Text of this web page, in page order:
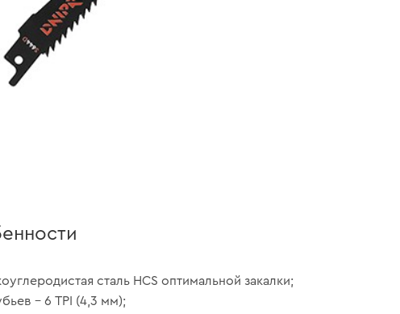
сталь HCS оптимальной закалки;
– 6 TPI (4,3 мм);